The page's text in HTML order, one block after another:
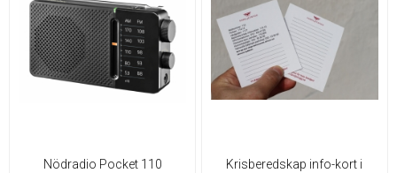
Nödradio Pocket 110
Krisberedskap info-kort i